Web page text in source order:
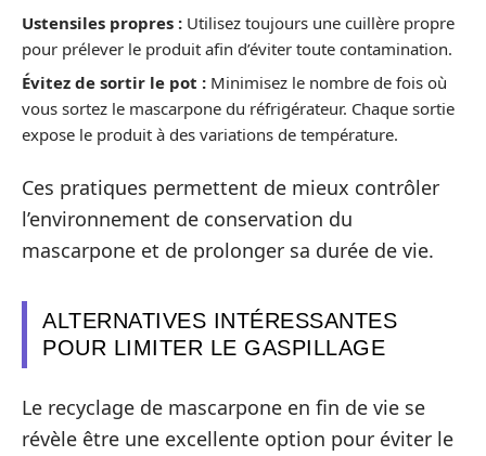
Ustensiles propres : Utilisez toujours une cuillère propre
pour prélever le produit afin d’éviter toute contamination.
Évitez de sortir le pot : Minimisez le nombre de fois où
vous sortez le mascarpone du réfrigérateur. Chaque sortie
expose le produit à des variations de température.
Ces pratiques permettent de mieux contrôler
l’environnement de conservation du
mascarpone et de prolonger sa durée de vie.
ALTERNATIVES INTÉRESSANTES
POUR LIMITER LE GASPILLAGE
Le recyclage de mascarpone en fin de vie se
révèle être une excellente option pour éviter le